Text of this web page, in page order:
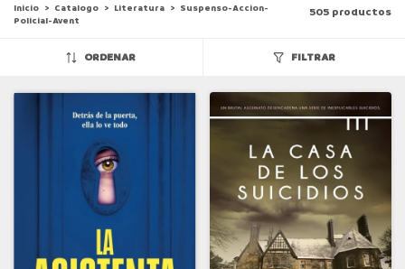
Inicio > Catalogo > Literatura > Suspenso-Accion-
Policial-Avent
505 productos
ORDENAR FILTRAR